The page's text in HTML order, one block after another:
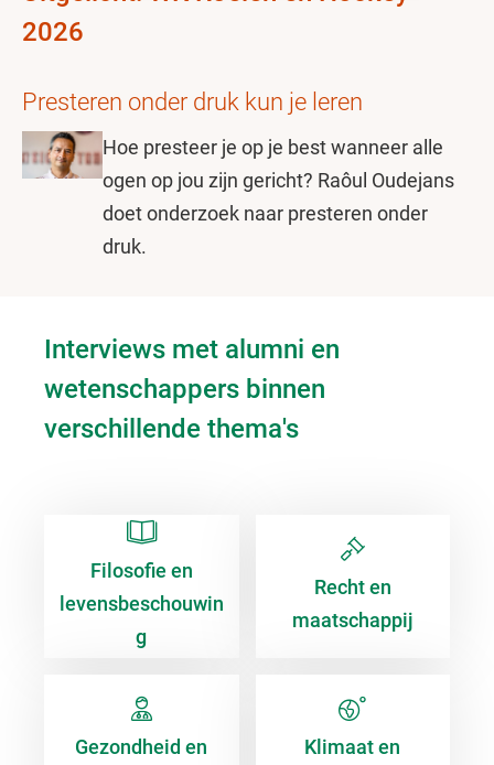
2026
Presteren onder druk kun je leren
Hoe presteer je op je best wanneer alle
ogen op jou zijn gericht? Raôul Oudejans
doet onderzoek naar presteren onder
druk.
Interviews met alumni en
wetenschappers binnen
verschillende thema's
Filosofie en
levensbeschouwin
g
Recht en
maatschappij
Gezondheid en
Klimaat en